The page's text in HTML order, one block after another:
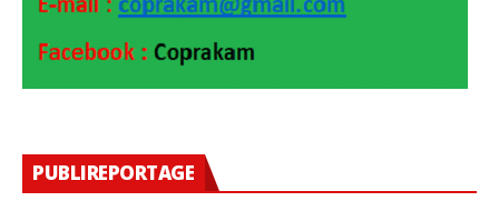
PUBLIREPORTAGE